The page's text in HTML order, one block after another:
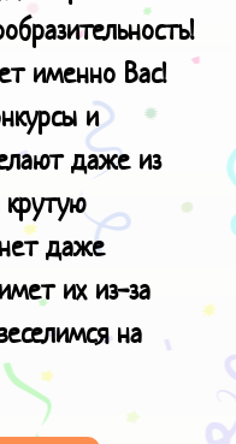
именно Вас!
и
даже из
даже
их из-за
на